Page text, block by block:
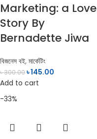
Marketing: a Love
Story By
Bernadette Jiwa
বিজনেস বই, মার্কেটিং
৳300.00৳145.00
Add to cart
-33%